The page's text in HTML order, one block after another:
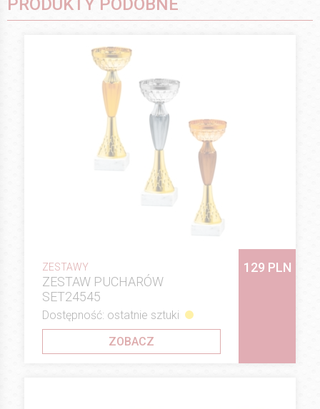
PRODUKTY PODOBNE
ZESTAWY
ZESTAW PUCHARÓW
SET24545
129 PLN
Dostępność: ostatnie sztuki
ZOBACZ